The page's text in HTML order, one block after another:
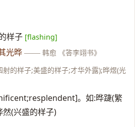
样子 [flashing]
光晔 —— 韩愈 《答李翊书》
射的样子;美盛的样子;才华外露);晔煜(光
。如:晔踕(繁
然(兴盛的样子)